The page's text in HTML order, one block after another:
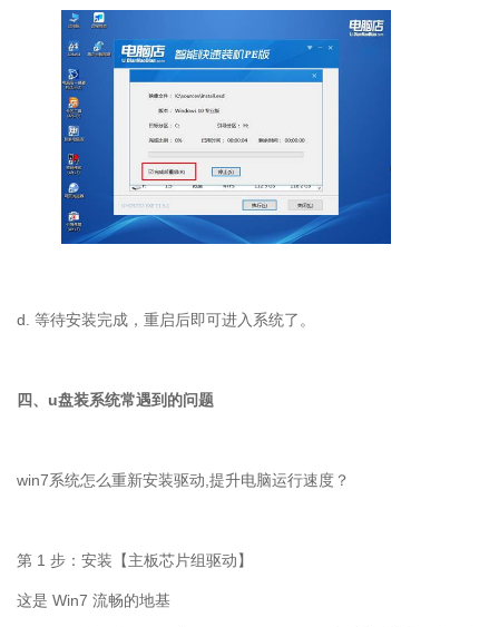
d. 等待安装完成，重启后即可进入系统了。
四、u盘装系统常遇到的问题
win7系统怎么重新安装驱动 提升电脑运行速度？
第 1 步：安装【主板芯片组驱动】
这是 Win7 流畅的地基